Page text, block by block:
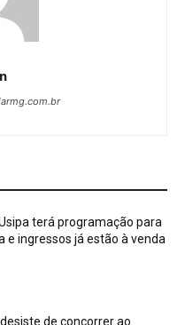
terá programação para
e ingressos já estão à venda
de concorrer ao